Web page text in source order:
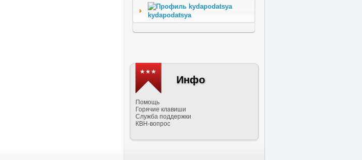
kydapodatsya
★★★
Инфо
Помощь
Горячие клавиши
Служба поддержки
КВН-вопрос